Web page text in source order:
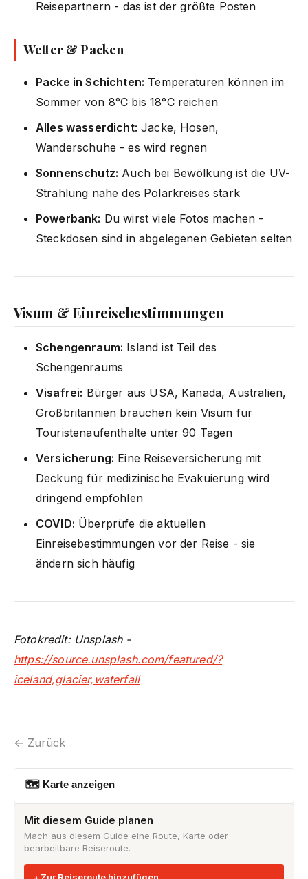
Reisepartnern - das ist der größte Posten
Wetter & Packen
Packe in Schichten: Temperaturen können im
Sommer von 8°C bis 18°C reichen
Alles wasserdicht: Jacke, Hosen,
Wanderschuhe - es wird regnen
Sonnenschutz: Auch bei Bewölkung ist die UV-
Strahlung nahe des Polarkreises stark
Powerbank: Du wirst viele Fotos machen -
Steckdosen sind in abgelegenen Gebieten selten
Visum & Einreisebestimmungen
Schengenraum: Island ist Teil des
Schengenraums
Visafrei: Bürger aus USA, Kanada, Australien,
Großbritannien brauchen kein Visum für
Touristenaufenthalte unter 90 Tagen
Versicherung: Eine Reiseversicherung mit
Deckung für medizinische Evakuierung wird
dringend empfohlen
COVID: Überprüfe die aktuellen
Einreisebestimmungen vor der Reise - sie
ändern sich häufig
Fotokredit: Unsplash -
https://source.unsplash.com/featured/?
iceland,glacier,waterfall
← Zurück
🗺 Karte anzeigen
Mit diesem Guide planen
Mach aus diesem Guide eine Route, Karte oder
bearbeitbare Reiseroute.